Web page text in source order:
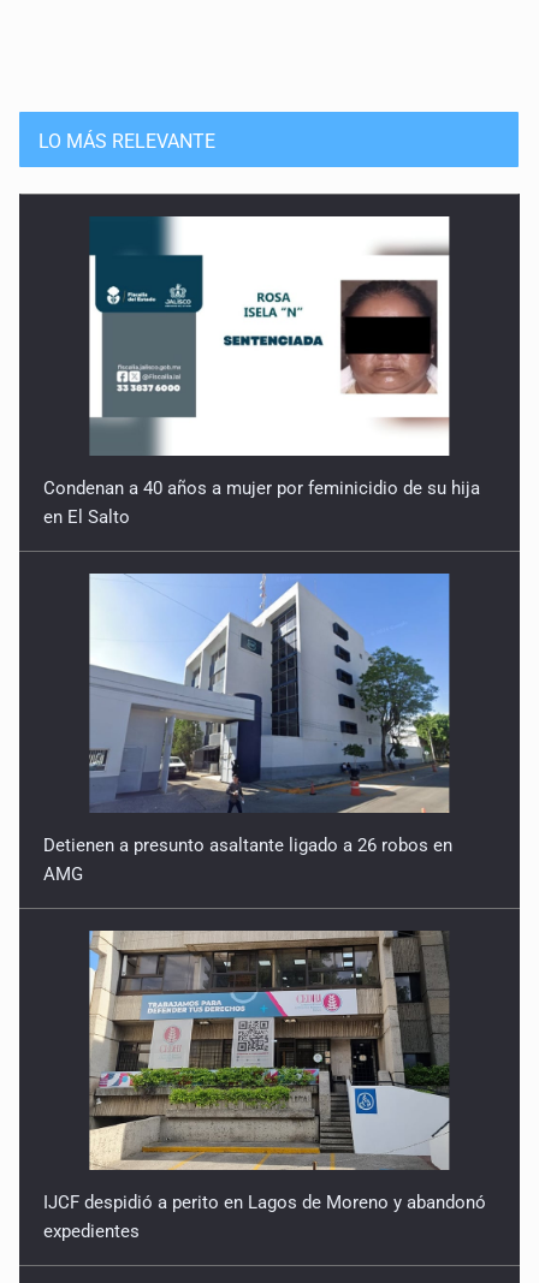
LO MÁS RELEVANTE
Condenan a 40 años a mujer por feminicidio de su hija
en El Salto
Detienen a presunto asaltante ligado a 26 robos en
AMG
IJCF despidió a perito en Lagos de Moreno y abandonó
expedientes